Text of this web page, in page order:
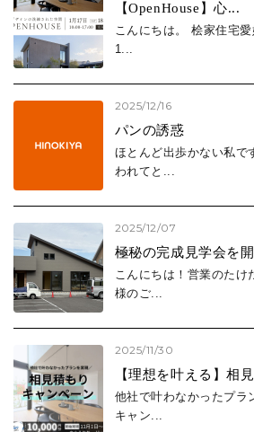
【OpenHouse】心...
こんにちは。 桧家住宅
1...
2025/12/16
パンの誘惑
ほとんど出歩かない私で
われてと...
2025/12/07
極秘の完成見学会を
こんにちは！営業のたけ
様のご...
2025/11/30
【理想を叶える】相
他社で叶わなかったプラ
キャン...